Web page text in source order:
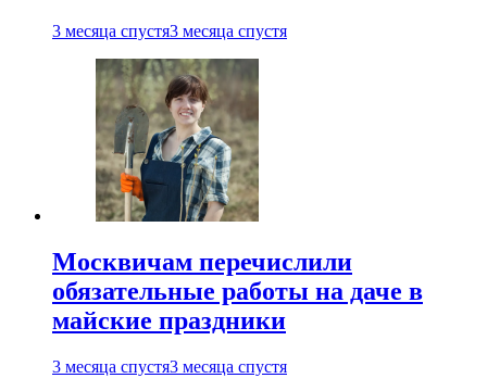
3 месяца спустя3 месяца спустя
Москвичам перечислили
обязательные работы на даче в
майские праздники
3 месяца спустя3 месяца спустя